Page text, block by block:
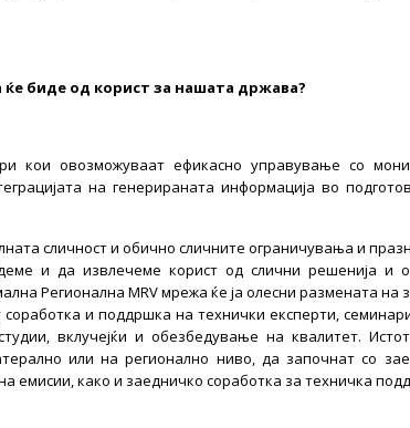
биде од корист за нашата држава?
кои овозможуваат ефикасно управување со
на генерираната информација во
сличност и обично сличните ограничувања и
и да извлечеме корист од слични решенија и
Регионална MRV мрежа ќе ја олесни размената на
и поддршка на технички експерти,
вклучејќи и обезбедување на квалитет.
или на регионално ниво, да започнат со
емисии, како и заедничко соработка за техничка